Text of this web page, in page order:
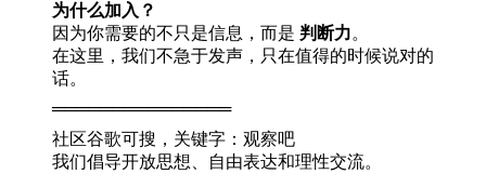
为什么加入？
因为你需要的不只是信息，而是 判断力。
在这里，我们不急于发声，只在值得的时候说对的
话。
═══════════════
社区谷歌可搜，关键字：观察吧
我们倡导开放思想、自由表达和理性交流。